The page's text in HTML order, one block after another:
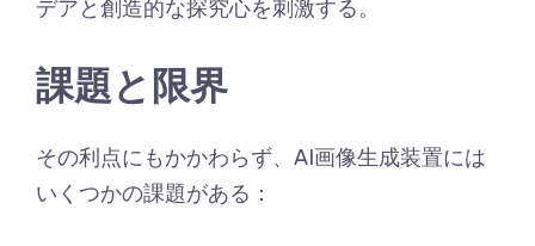
デアと創造的な探究心を刺激する。
課題と限界
その利点にもかかわらず、AI画像生成装置には
いくつかの課題がある：